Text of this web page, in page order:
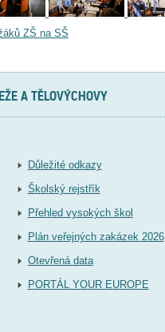
ZŠ na SŠ
A TĚLOVÝCHOVY
Důležité odkazy
Školský rejstřík
Přehled vysokých škol
Plán veřejných zakázek 2026
Otevřená data
PORTÁL YOUR EUROPE